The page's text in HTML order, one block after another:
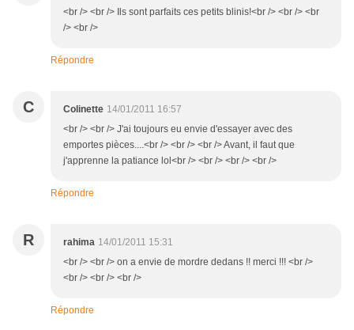
<br /> <br /> Ils sont parfaits ces petits blinis!<br /> <br /> <br
/> <br />
Répondre
C Colinette 14/01/2011 16:57
<br /> <br /> J'ai toujours eu envie d'essayer avec des
emportes pièces....<br /> <br /> <br /> Avant, il faut que
j'apprenne la patiance lol<br /> <br /> <br /> <br />
Répondre
R rahima 14/01/2011 15:31
<br /> <br /> on a envie de mordre dedans !! merci !!! <br />
<br /> <br /> <br />
Répondre